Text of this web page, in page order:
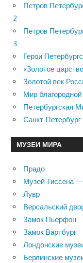
Петров
2
Петров
3
Герои
«Золотое
Золотой век
Мир благородной
Петербургская
Санкт-Петербург
МУЗЕИ МИРА
Прадо
Музей Тиссена
Лувр
Версальский
Замок Пьерфон
Замок Вартбург
Лондонские
Берлинские